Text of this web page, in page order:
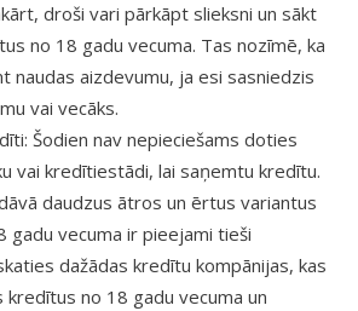
droši vari pārkāpt slieksni un sākt
no 18 gadu vecuma. Tas nozīmē, ka
naudas aizdevumu, ja esi sasniedzis
vai vecāks.
Šodien nav nepieciešams doties
vai kredītiestādi, lai saņemtu kredītu.
daudzus ātros un ērtus variantus
gadu vecuma ir pieejami tieši
dažādas kredītu kompānijas, kas
no 18 gadu vecuma un